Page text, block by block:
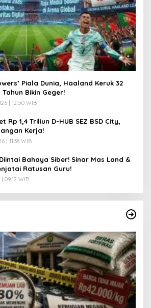
Piala Dunia, Haaland Keruk 32
Bikin Geger!
| 12:50 WIB
Rp 1,4 Triliun D-HUB SEZ BSD City,
Kerja!
| 11:38 WIB
Bahaya Siber! Sinar Mas Land &
Ratusan Guru!
09:12 WIB